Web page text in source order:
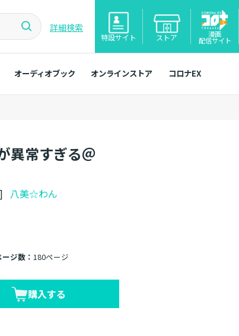
詳細検索
特設サイト ストア 漫画
配信サイト
オーディオブック オンラインストア コロナEX
異常すぎる＠
八美☆わん
ージ数：180ページ
購入する